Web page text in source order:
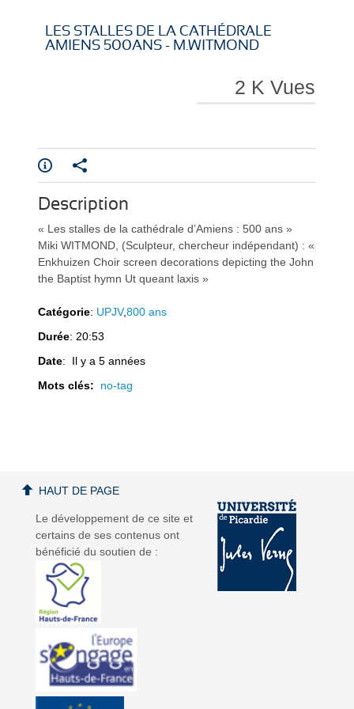
i
e
i
e
LES STALLES DE LA CATHÉDRALE
AMIENS 500ANS - M.WITMOND
2 K Vues
Description
« Les stalles de la cathédrale d’Amiens : 500 ans »
Miki WITMOND, (Sculpteur, chercheur indépendant) : «
Enkhuizen Choir screen decorations depicting the John
the Baptist hymn Ut queant laxis »
Catégorie: UPJV,800 ans
Durée: 20:53
Date: Il y a 5 années
Mots clés: no-tag
Le développement de ce site et
certains de ses contenus ont
bénéficié du soutien de :
HAUT DE PAGE